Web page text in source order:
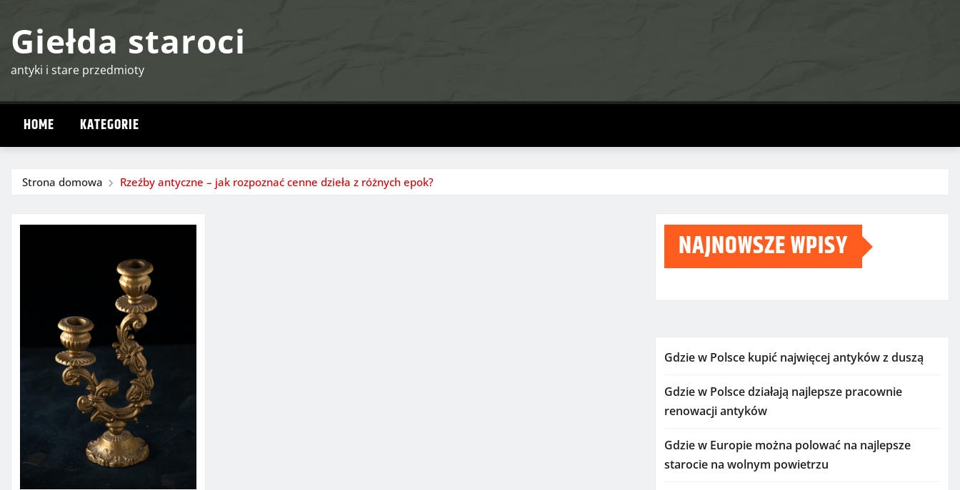
treściGiełda staroci
antyki i stare przedmioty
HOME KATEGORIE
Strona domowa Rzeźby antyczne – jak rozpoznać cenne dzieła z różnych epok?
NAJNOWSZE WPISY
Gdzie w Polsce kupić najwięcej antyków z duszą
Gdzie w Polsce działają najlepsze pracownie
renowacji antyków
Gdzie w Europie można polować na najlepsze
starocie na wolnym powietrzu